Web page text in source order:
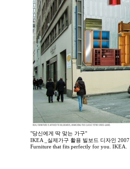
"당신에게 딱 맞는 가구"
IKEA _실제가구 활용 빌보드 디자인 2007
Furniture that fits perfectly for you. IKEA.